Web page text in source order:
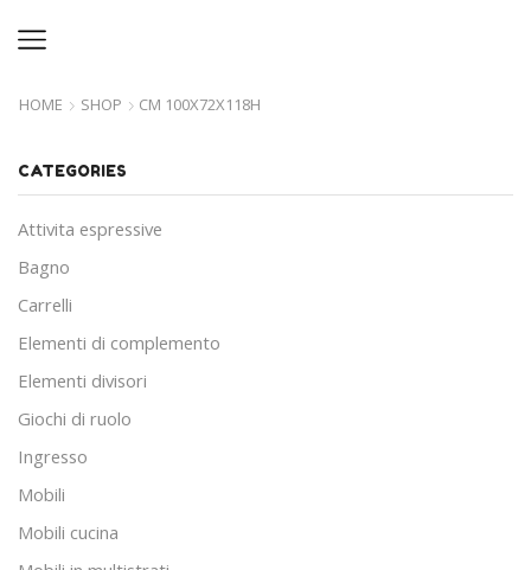
HOME SHOP CM 100X72X118H
CATEGORIES
Attivita espressive
Bagno
Carrelli
Elementi di complemento
Elementi divisori
Giochi di ruolo
Ingresso
Mobili
Mobili cucina